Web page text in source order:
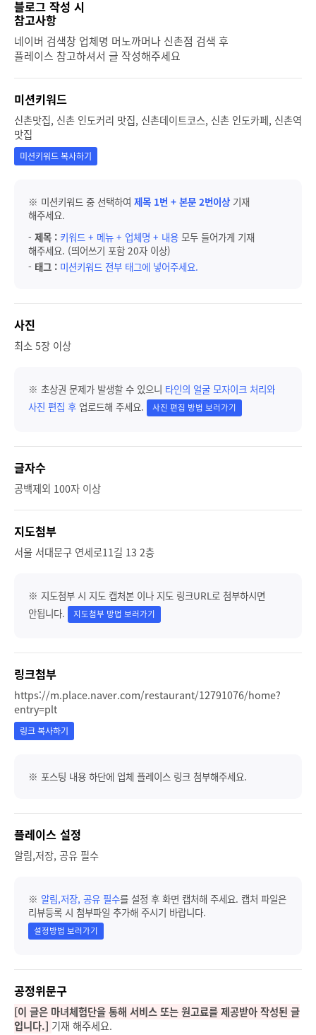
블로그 작성 시
참고사항
네이버 검색창 업체명 머노까머나 신촌점 검색 후
플레이스 참고하셔서 글 작성해주세요
미션키워드
신촌맛집, 신촌 인도커리 맛집, 신촌데이트코스, 신촌 인도카페, 신촌역
맛집
미션키워드 복사하기
※ 미션키워드 중 선택하여 제목 1번 + 본문 2번이상 기재
해주세요.
- 제목 : 키워드 + 메뉴 + 업체명 + 내용 모두 들어가게 기재
해주세요. (띄어쓰기 포함 20자 이상)
- 태그 : 미션키워드 전부 태그에 넣어주세요.
사진
최소 5장 이상
※ 초상권 문제가 발생할 수 있으니 타인의 얼굴 모자이크 처리와
사진 편집 후 업로드해 주세요. 사진 편집 방법 보러가기
글자수
공백제외 100자 이상
지도첨부
서울 서대문구 연세로11길 13 2층
※ 지도첨부 시 지도 캡처본 이나 지도 링크URL로 첨부하시면
안됩니다.
지도첨부 방법 보러가기
링크첨부
https://m.place.naver.com/restaurant/12791076/home?
entry=plt
링크 복사하기
※ 포스팅 내용 하단에 업체 플레이스 링크 첨부해주세요.
플레이스 설정
알림,저장, 공유 필수
※ 알림,저장, 공유 필수를 설정 후 화면 캡처해 주세요. 캡처 파일은
리뷰등록 시 첨부파일 추가해 주시기 바랍니다.
설정방법 보러가기
공정위문구
[이 글은 마녀체험단을 통해 서비스 또는 원고료를 제공받아 작성된 글
입니다.] 기재 해주세요.